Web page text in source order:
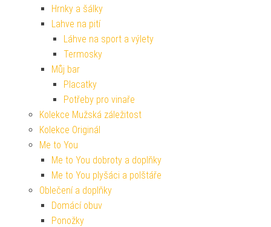
Hrnky a šálky
Lahve na pití
Láhve na sport a výlety
Termosky
Můj bar
Placatky
Potřeby pro vinaře
Kolekce Mužská záležitost
Kolekce Originál
Me to You
Me to You dobroty a doplňky
Me to You plyšáci a polštáře
Oblečení a doplňky
Domácí obuv
Ponožky